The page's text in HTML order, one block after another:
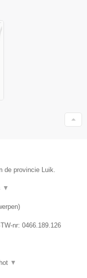
de provincie Luik.
▼
)
nr: 0466.189.126
▼